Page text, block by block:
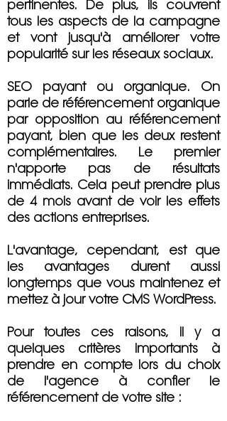
pertinentes. De plus, ils couvrent
tous les aspects de la campagne
et vont jusqu'à améliorer votre
popularité sur les réseaux sociaux.
SEO payant ou organique. On
parle de référencement organique
par opposition au référencement
payant, bien que les deux restent
complémentaires. Le premier
n'apporte pas de résultats
immédiats. Cela peut prendre plus
de 4 mois avant de voir les effets
des actions entreprises.
L'avantage, cependant, est que
les avantages durent aussi
longtemps que vous maintenez et
mettez à jour votre CMS WordPress.
Pour toutes ces raisons, il y a
quelques critères importants à
prendre en compte lors du choix
de l'agence à confier le
référencement de votre site :